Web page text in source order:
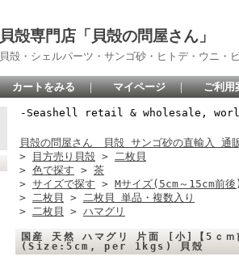
貝殻専門店「貝殻の問屋さん」
貝殻・シェルパーツ・サンゴ砂・ヒトデ・ウニ・
カートをみる ｜ マイページ ｜ ご利用
-Seashell retail & wholesale,
貝殻の問屋さん 貝殻 サンゴ砂の直輸入 通
>
目方売り貝殻 > 二枚貝
> 色で探す > 茶
> サイズで探す > Mサイズ(5cm～15cm前後)
> 二枚貝 > 二枚貝 単品・複数入り
> 二枚貝 > ハマグリ
国産 天然 ハマグリ 片面 [小]【5
(Size:5cm, per 1kgs) 貝殻